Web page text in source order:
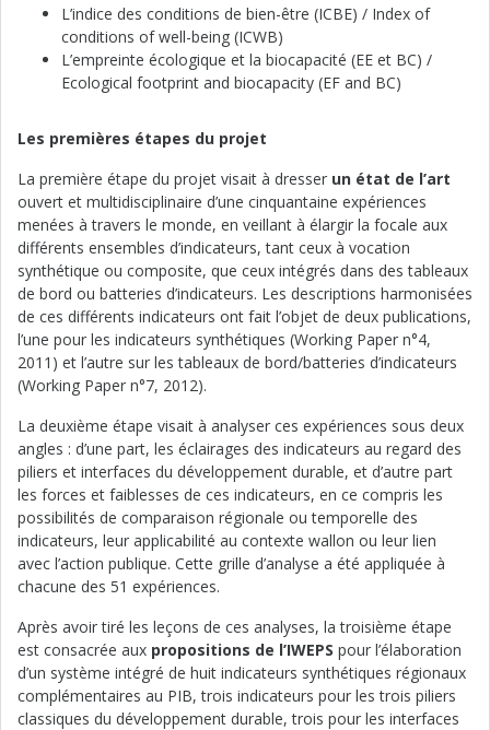
L’indice des conditions de bien-être (ICBE) / Index of
conditions of well-being (ICWB)
L’empreinte écologique et la biocapacité (EE et BC) /
Ecological footprint and biocapacity (EF and BC)
Les premières étapes du projet
La première étape du projet visait à dresser un état de l’art
ouvert et multidisciplinaire d’une cinquantaine expériences
menées à travers le monde, en veillant à élargir la focale aux
différents ensembles d’indicateurs, tant ceux à vocation
synthétique ou composite, que ceux intégrés dans des tableaux
de bord ou batteries d’indicateurs. Les descriptions harmonisées
de ces différents indicateurs ont fait l’objet de deux publications,
l’une pour les indicateurs synthétiques (Working Paper n°4,
2011) et l’autre sur les tableaux de bord/batteries d’indicateurs
(Working Paper n°7, 2012).
La deuxième étape visait à analyser ces expériences sous deux
angles : d’une part, les éclairages des indicateurs au regard des
piliers et interfaces du développement durable, et d’autre part
les forces et faiblesses de ces indicateurs, en ce compris les
possibilités de comparaison régionale ou temporelle des
indicateurs, leur applicabilité au contexte wallon ou leur lien
avec l’action publique. Cette grille d’analyse a été appliquée à
chacune des 51 expériences.
Après avoir tiré les leçons de ces analyses, la troisième étape
est consacrée aux propositions de l’IWEPS pour l’élaboration
d’un système intégré de huit indicateurs synthétiques régionaux
complémentaires au PIB, trois indicateurs pour les trois piliers
classiques du développement durable, trois pour les interfaces